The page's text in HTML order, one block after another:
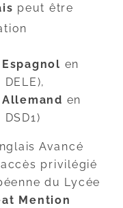
peut être
Espagnol en
Allemand en
Avancé
privilégié
du Lycée
Mention